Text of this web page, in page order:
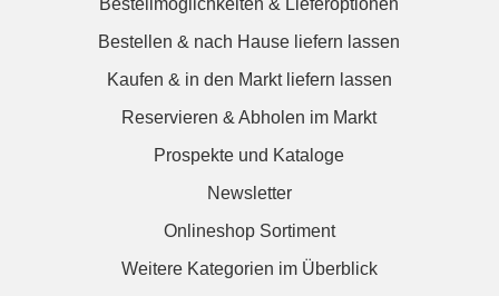
Bestellmöglichkeiten & Lieferoptionen
Bestellen & nach Hause liefern lassen
Kaufen & in den Markt liefern lassen
Reservieren & Abholen im Markt
Prospekte und Kataloge
Newsletter
Onlineshop Sortiment
Weitere Kategorien im Überblick